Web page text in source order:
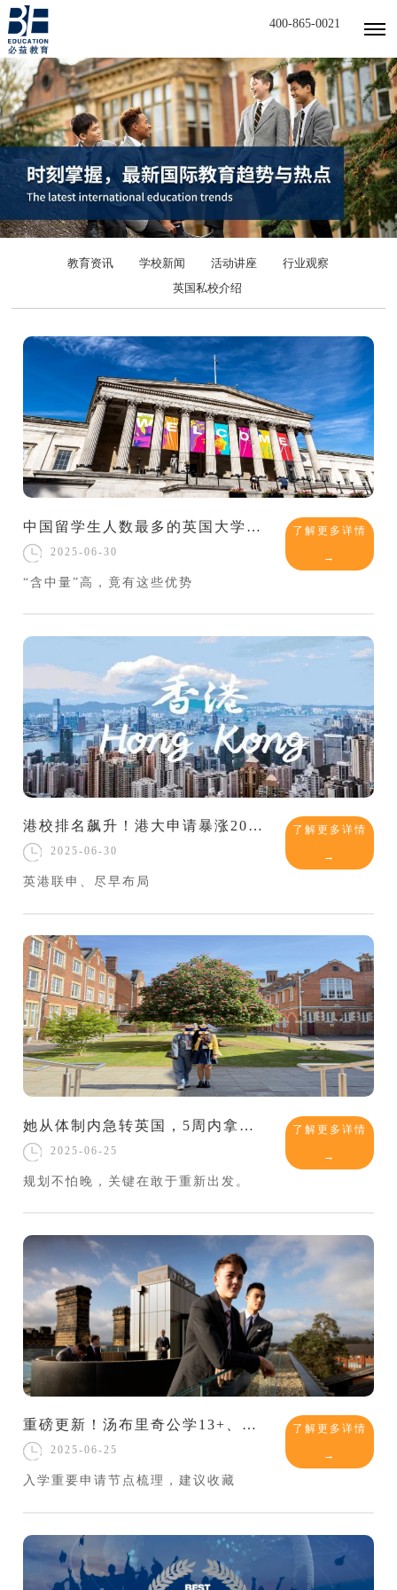
400-865-0021
教育资讯 学校新闻 活动讲座
行业观察
英国私校介绍
中国留学生人数最多的英国大学排名出炉！这些名校都上榜了 了解更多详情
→
2025-06-30
“含中量”高，竟有这些优势
港校排名飙升！港大申请暴涨200%，谁能“抢滩登陆”？ 了解更多详情
→
2025-06-30
英港联申、尽早布局
她从体制内急转英国，5周内拿下英国女校大满贯！ 了解更多详情
→
2025-06-25
规划不怕晚，关键在敢于重新出发。
重磅更新！汤布里奇公学13+、14+、16+入学考试安排出炉！ 了解更多详情
→
2025-06-25
入学重要申请节点梳理，建议收藏